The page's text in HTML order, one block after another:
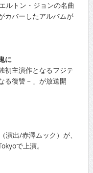
ルトン・ジョンの名曲
カバーしたアルバムが
に
初主演作となるフジテ
る復讐－」が放送開
演出/赤澤ムック）が、
で上演。